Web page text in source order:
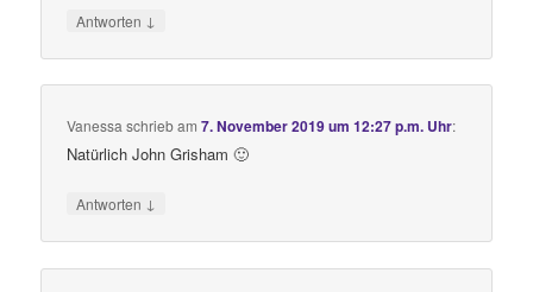
Antworten ↓
Vanessa schriebam7. November 2019 um 12:27 p.m. Uhr:
Natürlich John Grisham 🙂
Antworten ↓